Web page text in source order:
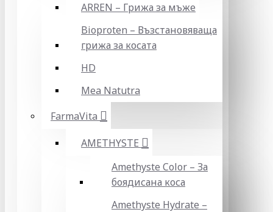
ARREN – Грижа за мъже
Bioproten – Възстановяваща
грижа за косата
HD
Mea Natutra
FarmaVita
AMETHYSTE
Amethyste Color – За
боядисана коса
Amethyste Hydrate –